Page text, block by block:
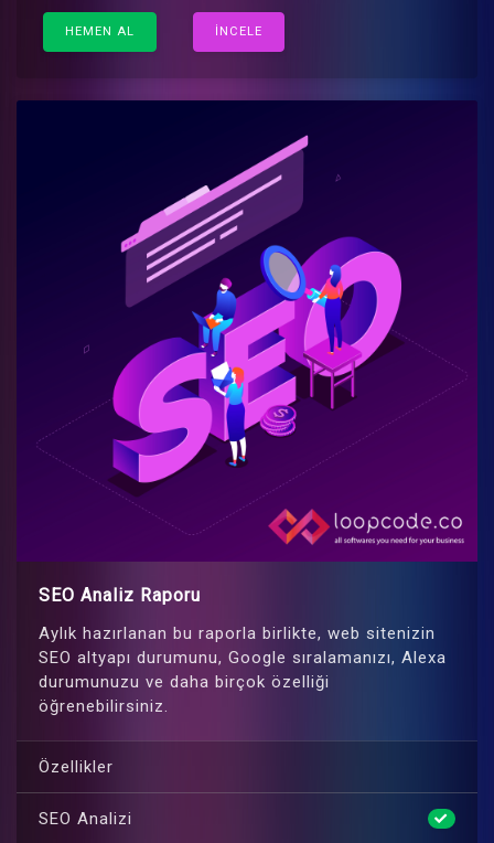
HEMEN AL İNCELE
SEO Analiz Raporu
Aylık hazırlanan bu raporla birlikte, web sitenizin
SEO altyapı durumunu, Google sıralamanızı, Alexa
durumunuzu ve daha birçok özelliği
öğrenebilirsiniz.
Özellikler
SEO Analizi